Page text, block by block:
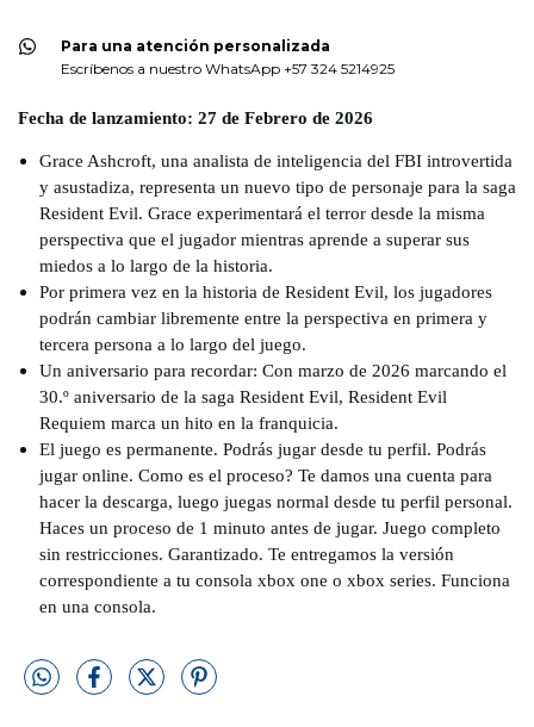
Para una atención personalizada
Escríbenos a nuestro WhatsApp +57 324 5214925
Fecha de lanzamiento: 27 de Febrero de 2026
Grace Ashcroft, una analista de inteligencia del FBI introvertida
y asustadiza, representa un nuevo tipo de personaje para la saga
Resident Evil. Grace experimentará el terror desde la misma
perspectiva que el jugador mientras aprende a superar sus
miedos a lo largo de la historia.
Por primera vez en la historia de Resident Evil, los jugadores
podrán cambiar libremente entre la perspectiva en primera y
tercera persona a lo largo del juego.
Un aniversario para recordar: Con marzo de 2026 marcando el
30.º aniversario de la saga Resident Evil, Resident Evil
Requiem marca un hito en la franquicia.
El juego es permanente. Podrás jugar desde tu perfil. Podrás
jugar online. Como es el proceso? Te damos una cuenta para
hacer la descarga, luego juegas normal desde tu perfil personal.
Haces un proceso de 1 minuto antes de jugar. Juego completo
sin restricciones. Garantizado. Te entregamos la versión
correspondiente a tu consola xbox one o xbox series. Funciona
en una consola.